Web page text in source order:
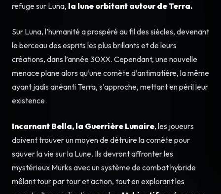
refuge sur Luna, la lune orbitant autour de Terra.
Sur Luna, l’humanité a prospéré au fil des siècles, devenant
le berceau des esprits les plus brillants et de leurs
créations, dans l’année 30XX. Cependant, une nouvelle
menace plane alors qu’une comète d’antimatière, la même
ayant jadis anéanti Terra, s’approche, mettant en péril leur
existence.
Incarnant Bella, la Guerrière Lunaire, les joueurs
doivent trouver un moyen de détruire la comète pour
sauver la vie sur la Lune. Ils devront affronter les
mystérieux Murks avec un système de combat hybride
mêlant tour par tour et action, tout en explorant les